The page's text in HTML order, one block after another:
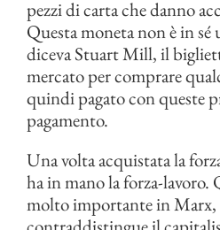
pezzi di carta che danno
Questa moneta non è in
diceva Stuart Mill, il
mercato per comprare
quindi pagato con queste
pagamento.
Una volta acquistata la
ha in mano la forza-
molto importante in